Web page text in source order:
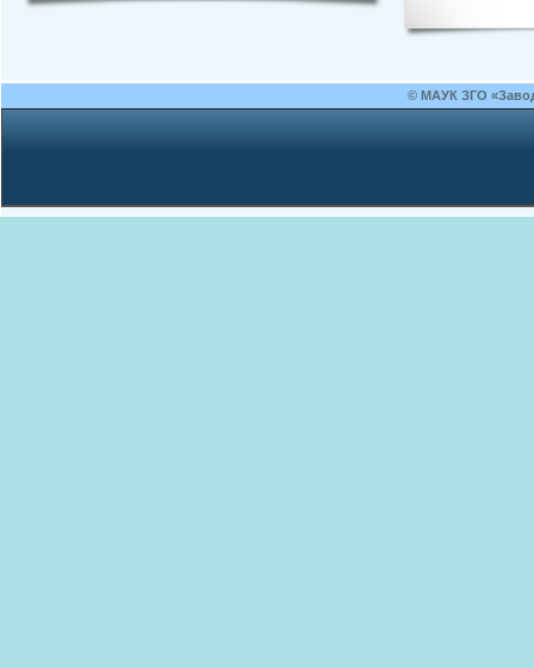
© МАУК ЗГО